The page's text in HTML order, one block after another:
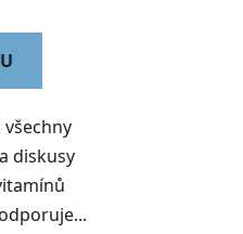
diskusy